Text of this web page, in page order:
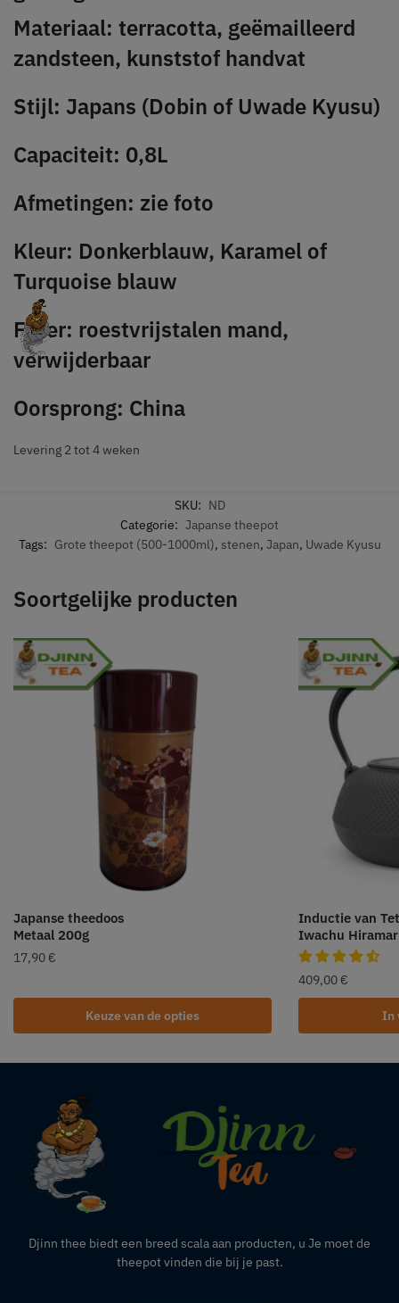
Materiaal: terracotta, geëmailleerd
zandsteen, kunststof handvat
Stijl: Japans (Dobin of Uwade Kyusu)
Capaciteit: 0,8L
Afmetingen: zie foto
Kleur: Donkerblauw, Karamel of
Turquoise blauw
Filter: roestvrijstalen mand,
verwijderbaar
Oorsprong: China
Levering 2 tot 4 weken
SKU: ND
Categorie: Japanse theepot
Tags: Grote theepot (500-1000ml), stenen, Japan, Uwade Kyusu
Soortgelijke producten
Japanse theedoos
Metaal 200g
17,90 €
Keuze van de opties
Inductie van
Iwachu
409,00 €
In
Djinn thee biedt een breed scala aan producten, u Je moet de
theepot vinden die bij je past.